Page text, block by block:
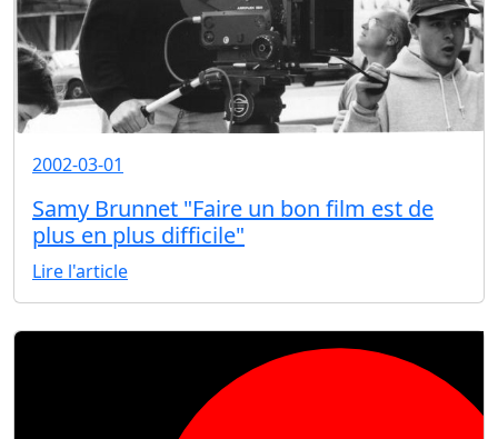
2002-03-01
Samy Brunnet "Faire un bon film est de
plus en plus difficile"
Lire l'article